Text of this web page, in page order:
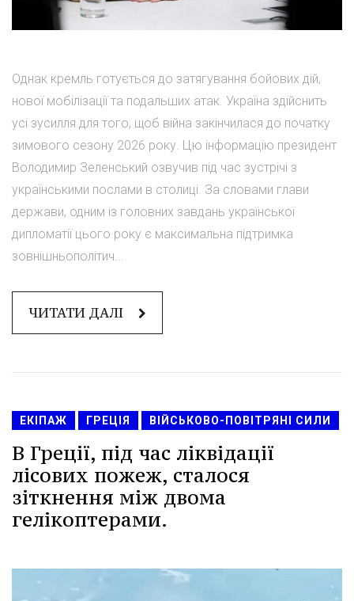
Однак кремль готується до затягування бойових дій,
нової мобілізації та подальших атак. Україна здійснить
усі зусилля для того, щоб війна закінчилася до початку
зимового сезону 2026 року. Цю інформацію президент
Володимир Зеленський озвучив під час зустрічі з
українськими послами в столиці. За словами глави
держави, одним із головних завдань української
дипломатії цього року є максимальна підтримка
зовнішньополітич...
ЧИТАТИ ДАЛІ
ЕКІПАЖ ГРЕЦІЯ ВІЙСЬКОВО-ПОВІТРЯНІ СИЛИ
В Греції, під час ліквідації
лісових пожеж, сталося
зіткнення між двома
гелікоптерами.